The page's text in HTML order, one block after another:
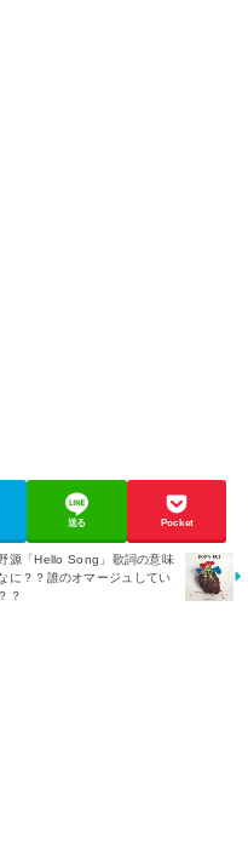
送る Pocket
源「Hello Song」歌詞の意味
に？？誰のオマージュしてい
？